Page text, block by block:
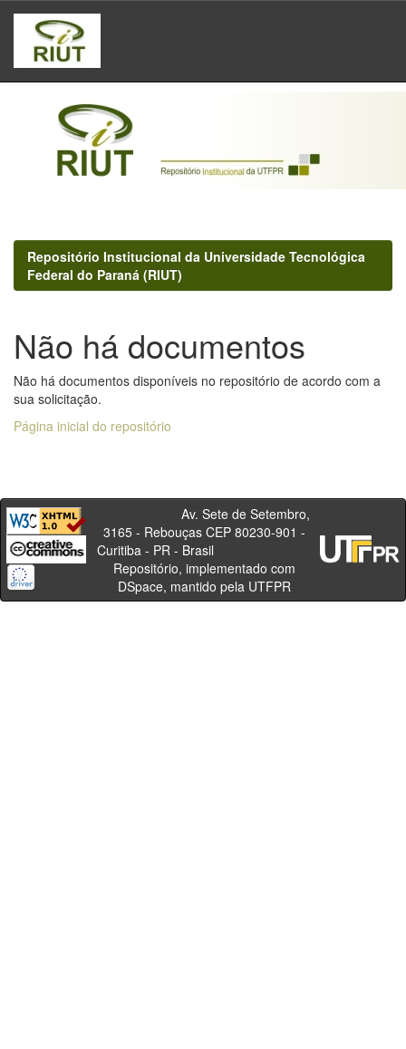
Skip
navigation
Repositório Institucional da Universidade Tecnológica
Federal do Paraná (RIUT)
Não há documentos
Não há documentos disponíveis no repositório de acordo com a
sua solicitação.
Página inicial do repositório
Av. Sete de Setembro,
3165 - Rebouças CEP 80230-901 -
Curitiba - PR - Brasil
Repositório, implementado com
DSpace, mantido pela UTFPR